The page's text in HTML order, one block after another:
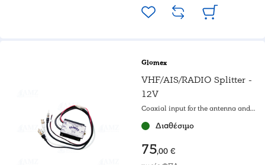
Glomex
VHF/AIS/RADIO Splitter -
12V
Coaxial input for the antenna and
Διαθέσιμο
75,00 €